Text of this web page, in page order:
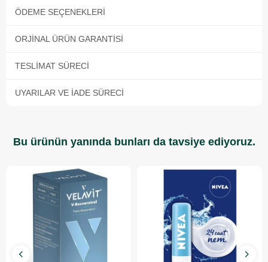
ÖDEME SEÇENEKLERI
ORJINAL ÜRÜN GARANTISI
TESLIMAT SÜRECI
UYARILAR VE İADE SÜRECI
Bu ürünün yanında bunları da tavsiye ediyoruz.